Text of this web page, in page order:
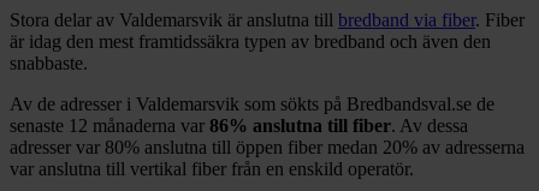
Stora delar av Valdemarsvik är anslutna till bredband via fiber. Fiber
är idag den mest framtidssäkra typen av bredband och även den
snabbaste.
Av de adresser i Valdemarsvik som sökts på Bredbandsval.se de
senaste 12 månaderna var 86% anslutna till fiber. Av dessa
adresser var 80% anslutna till öppen fiber medan 20% av adresserna
var anslutna till vertikal fiber från en enskild operatör.